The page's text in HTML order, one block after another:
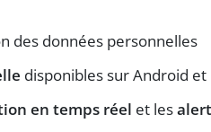
des données personnelles
disponibles sur Android et
en temps réel et les